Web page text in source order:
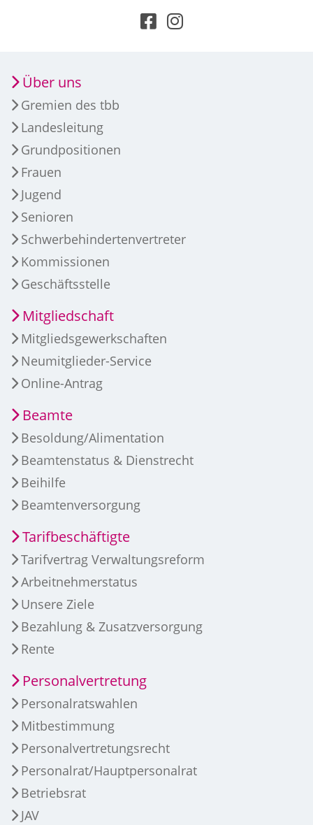
Über uns
Gremien des tbb
Landesleitung
Grundpositionen
Frauen
Jugend
Senioren
Schwerbehindertenvertreter
Kommissionen
Geschäftsstelle
Mitgliedschaft
Mitgliedsgewerkschaften
Neumitglieder-Service
Online-Antrag
Beamte
Besoldung/Alimentation
Beamtenstatus & Dienstrecht
Beihilfe
Beamtenversorgung
Tarifbeschäftigte
Tarifvertrag Verwaltungsreform
Arbeitnehmerstatus
Unsere Ziele
Bezahlung & Zusatzversorgung
Rente
Personalvertretung
Personalratswahlen
Mitbestimmung
Personalvertretungsrecht
Personalrat/Hauptpersonalrat
Betriebsrat
JAV